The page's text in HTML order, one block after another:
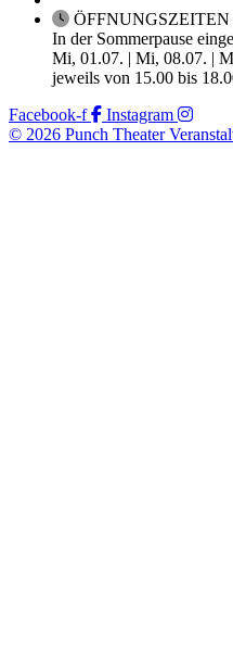
In der Sommerpause
Mi, 01.07. | Mi, 08.07. |
jeweils von 15.00 bis
Facebook-f
Instagram
© 2026 Punch Theater